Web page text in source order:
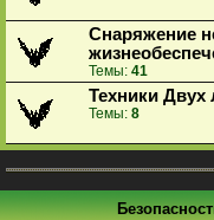
Снаряжение
Темы: 41
Техники
Темы: 8